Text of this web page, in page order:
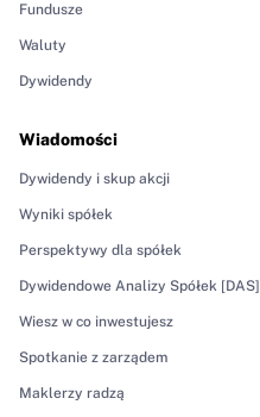
Fundusze
Waluty
Dywidendy
Wiadomości
Dywidendy i skup akcji
Wyniki spółek
Perspektywy dla spółek
Dywidendowe Analizy Spółek [DAS]
Wiesz w co inwestujesz
Spotkanie z zarządem
Maklerzy radzą